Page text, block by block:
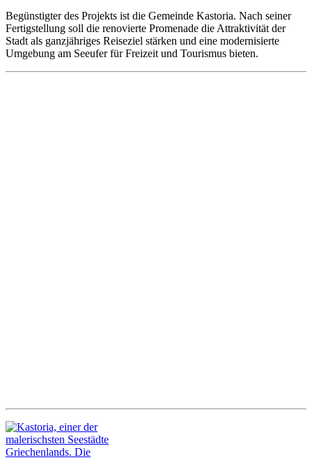
Begünstigter des Projekts ist die Gemeinde Kastoria. Nach seiner
Fertigstellung soll die renovierte Promenade die Attraktivität der
Stadt als ganzjähriges Reiseziel stärken und eine modernisierte
Umgebung am Seeufer für Freizeit und Tourismus bieten.